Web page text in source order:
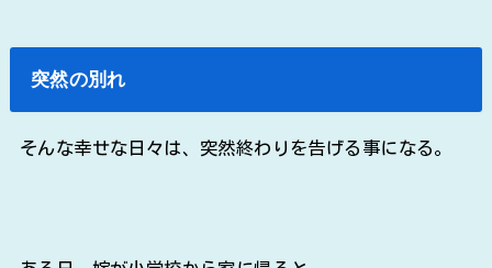
突然の別れ
そんな幸せな日々は、突然終わりを告げる事になる。